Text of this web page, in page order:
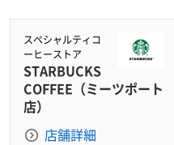
スペシャルティコ
ーヒーストア
STARBUCKS
COFFEE（ミーツポート
店）
店舗詳細